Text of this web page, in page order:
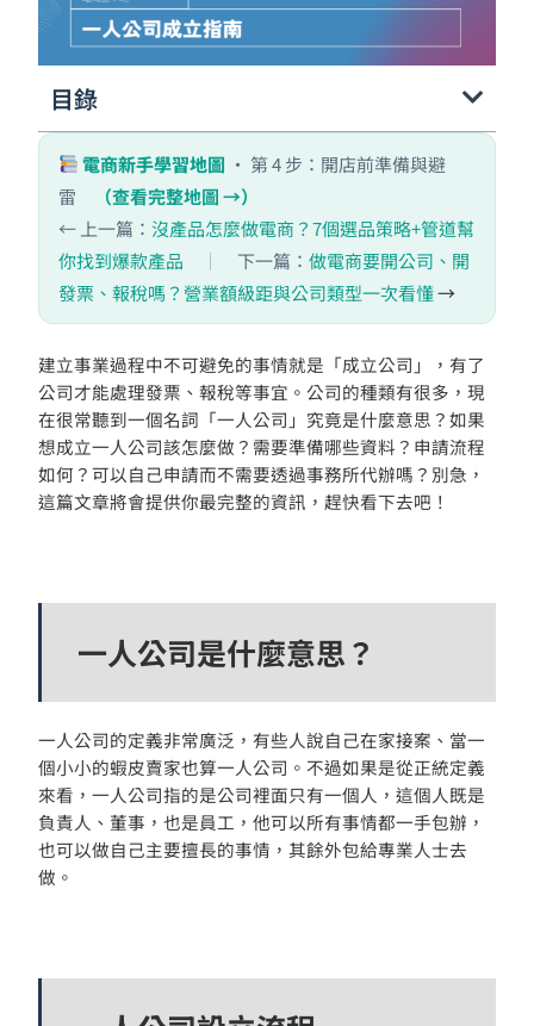
目錄
電商新手學習地圖 · 第 4 步：開店前準備與避
雷
（查看完整地圖 →）
← 上一篇：沒產品怎麼做電商？7個選品策略+管道幫
你找到爆款產品 ｜ 下一篇：做電商要開公司、開
發票、報稅嗎？營業額級距與公司類型一次看懂→
建立事業過程中不可避免的事情就是「成立公司」，有了
公司才能處理發票、報稅等事宜。公司的種類有很多，現
在很常聽到一個名詞「一人公司」究竟是什麼意思？如果
想成立一人公司該怎麼做？需要準備哪些資料？申請流程
如何？可以自己申請而不需要透過事務所代辦嗎？別急，
這篇文章將會提供你最完整的資訊，趕快看下去吧！
一人公司是什麼意思？
一人公司的定義非常廣泛，有些人說自己在家接案、當一
個小小的蝦皮賣家也算一人公司。不過如果是從正統定義
來看，一人公司指的是公司裡面只有一個人，這個人既是
負責人、董事，也是員工，他可以所有事情都一手包辦，
也可以做自己主要擅長的事情，其餘外包給專業人士去
做。